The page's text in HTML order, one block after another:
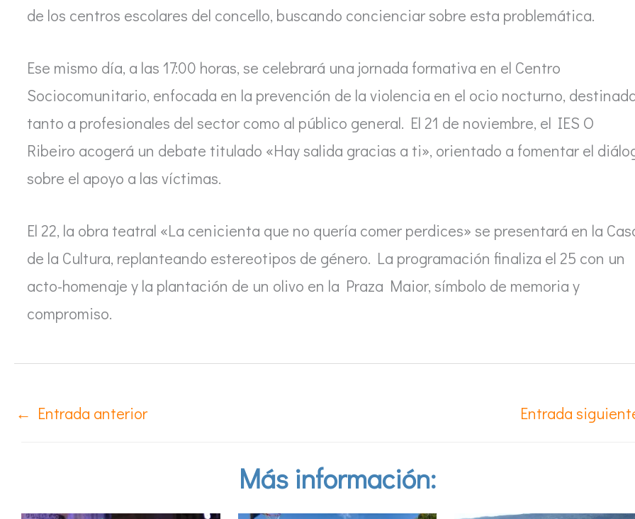
de los centros escolares del concello, buscando concienciar sobre esta problemática.
Ese mismo día, a las 17:00 horas, se celebrará una jornada formativa en el Centro
Sociocomunitario, enfocada en la prevención de la violencia en el ocio nocturno,
tanto a profesionales del sector como al público general. El 21 de noviembre, el IES O
Ribeiro acogerá un debate titulado «Hay salida gracias a ti», orientado a fomentar el
sobre el apoyo a las víctimas.
El 22, la obra teatral «La cenicienta que no quería comer perdices» se presentará en la
de la Cultura, replanteando estereotipos de género. La programación finaliza el 25 con un
acto-homenaje y la plantación de un olivo en la Praza Maior, símbolo de memoria y
compromiso.
← Entrada anterior Entrada
Más información: